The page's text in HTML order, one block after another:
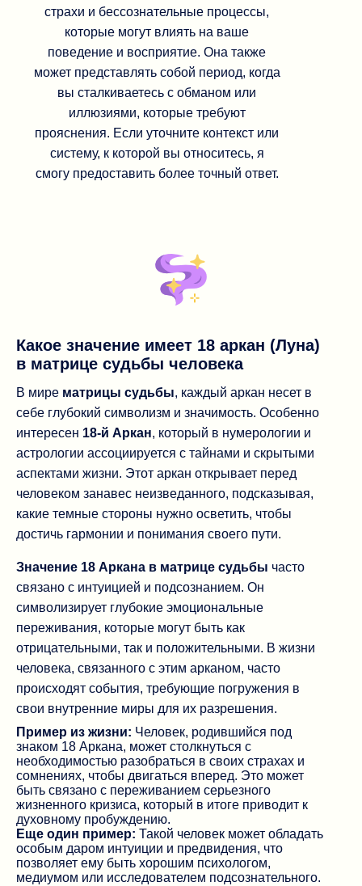
страхи и бессознательные процессы,
которые могут влиять на ваше
поведение и восприятие. Она также
может представлять собой период, когда
вы сталкиваетесь с обманом или
иллюзиями, которые требуют
прояснения. Если уточните контекст или
систему, к которой вы относитесь, я
смогу предоставить более точный ответ.
Какое значение имеет 18 аркан (Луна)
в матрице судьбы человека
В мире матрицы судьбы, каждый аркан несет в
себе глубокий символизм и значимость. Особенно
интересен 18-й Аркан, который в нумерологии и
астрологии ассоциируется с тайнами и скрытыми
аспектами жизни. Этот аркан открывает перед
человеком занавес неизведанного, подсказывая,
какие темные стороны нужно осветить, чтобы
достичь гармонии и понимания своего пути.
Значение 18 Аркана в матрице судьбы часто
связано с интуицией и подсознанием. Он
символизирует глубокие эмоциональные
переживания, которые могут быть как
отрицательными, так и положительными. В жизни
человека, связанного с этим арканом, часто
происходят события, требующие погружения в
свои внутренние миры для их разрешения.
Пример из жизни: Человек, родившийся под
знаком 18 Аркана, может столкнуться с
необходимостью разобраться в своих страхах и
сомнениях, чтобы двигаться вперед. Это может
быть связано с переживанием серьезного
жизненного кризиса, который в итоге приводит к
духовному пробуждению.
Еще один пример: Такой человек может обладать
особым даром интуиции и предвидения, что
позволяет ему быть хорошим психологом,
медиумом или исследователем подсознательного.